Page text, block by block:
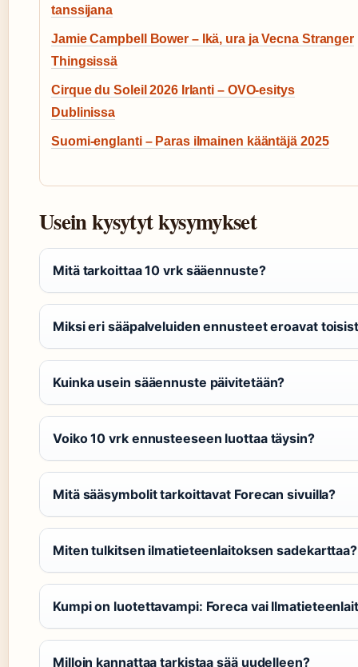
tanssijana
Jamie Campbell Bower – Ikä, ura ja Vecna Stranger
Thingsissä
Cirque du Soleil 2026 Irlanti – OVO-esitys
Dublinissa
Suomi-englanti – Paras ilmainen kääntäjä 2025
Usein kysytyt kysymykset
Mitä tarkoittaa 10 vrk sääennuste?
Miksi eri sääpalveluiden ennusteet eroavat
Kuinka usein sääennuste päivitetään?
Voiko 10 vrk ennusteeseen luottaa täysin?
Mitä sääsymbolit tarkoittavat Forecan sivuilla?
Miten tulkitsen ilmatieteenlaitoksen sadekarttaa?
Kumpi on luotettavampi: Foreca vai
Milloin kannattaa tarkistaa sää uudelleen?